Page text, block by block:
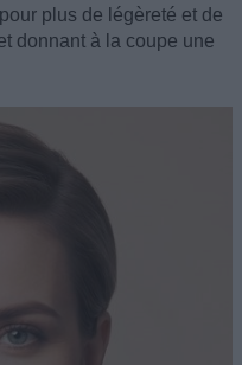
plus de légèreté et de
donnant à la coupe une